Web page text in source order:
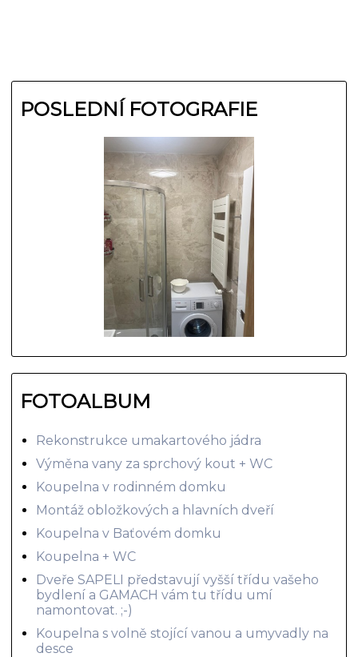
POSLEDNÍ FOTOGRAFIE
FOTOALBUM
Rekonstrukce umakartového jádra
Výměna vany za sprchový kout + WC
Koupelna v rodinném domku
Montáž obložkových a hlavních dveří
Koupelna v Baťovém domku
Koupelna + WC
Dveře SAPELI představují vyšší třídu vašeho
bydlení a GAMACH vám tu třídu umí
namontovat. ;-)
Koupelna s volně stojící vanou a umyvadly na
desce